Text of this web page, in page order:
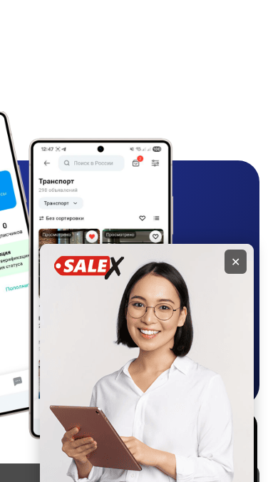
Используем куки и
рекомендательные
технологии
✕